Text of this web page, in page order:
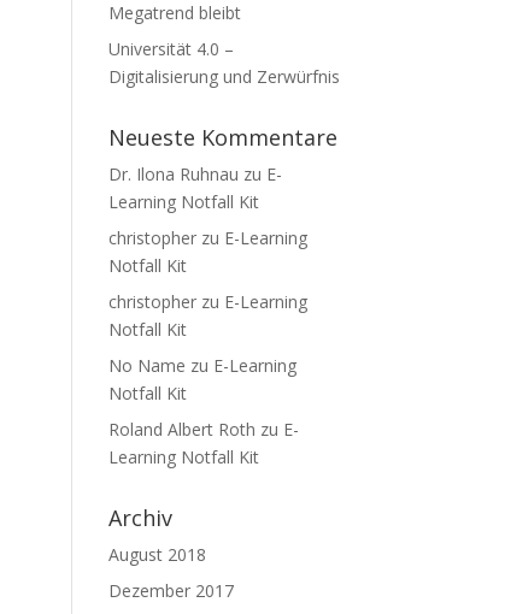
Megatrend bleibt
Universität 4.0 –
Digitalisierung und Zerwürfnis
Neueste Kommentare
Dr. Ilona Ruhnau zu E-
Learning Notfall Kit
christopher zu E-Learning
Notfall Kit
christopher zu E-Learning
Notfall Kit
No Name zu E-Learning
Notfall Kit
Roland Albert Roth zu E-
Learning Notfall Kit
Archiv
August 2018
Dezember 2017